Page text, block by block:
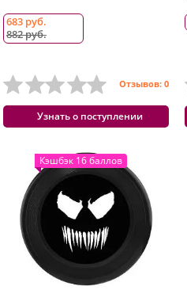
683 руб.
882 руб.
Отзывов: 0
Узнать о поступлении
Кэшбэк 16 баллов